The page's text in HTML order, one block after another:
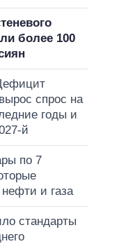
более 100
спрос на
годы и
й
по 7
и газа
стандарты